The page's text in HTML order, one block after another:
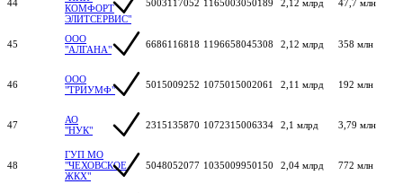
44
КОМФОРТ
ЭЛИТСЕРВИС"
5003117052 1165003050189 2,12 млрд 47,7 млн
45
ООО
"АЛГАНА"
6686116818 1196658045308 2,12 млрд 358 млн
46
ООО
"ТРИУМФ"
5015009252 1075015002061 2,11 млрд 192 млн
47
АО
"НУК"
2315135870 1072315006334 2,1 млрд 3,79 млн
48
ГУП МО
"ЧЕХОВСКОЕ
ЖКХ"
5048052077 1035009950150 2,04 млрд 772 млн